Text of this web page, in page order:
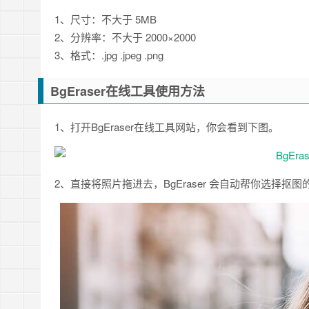
1、尺寸：不大于 5MB
2、分辨率：不大于 2000×2000
3、格式：.jpg .jpeg .png
BgEraser在线工具使用方法
1、打开BgEraser在线工具网站，你会看到下图。
2、直接将照片拖进去，BgEraser 会自动帮你选择抠图